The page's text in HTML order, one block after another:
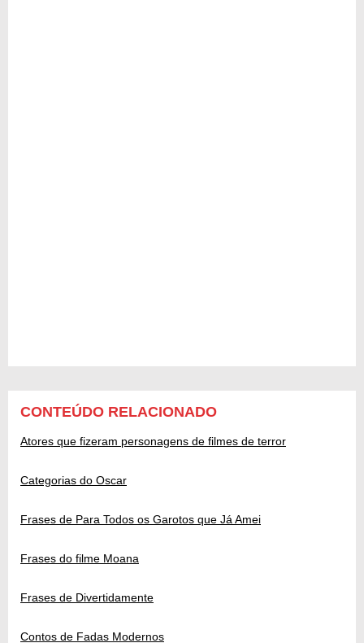
CONTEÚDO RELACIONADO
Atores que fizeram personagens de filmes de terror
Categorias do Oscar
Frases de Para Todos os Garotos que Já Amei
Frases do filme Moana
Frases de Divertidamente
Contos de Fadas Modernos